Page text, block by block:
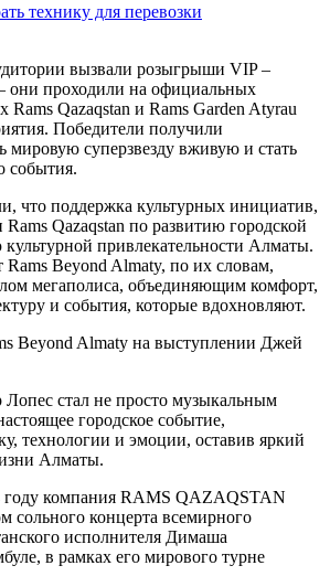
технику для перевозки
вызвали розыгрыши VIP –
они проходили на официальных
Rams Qazaqstan и Rams Garden Atyrau
Победители получили
мировую суперзвезду вживую и стать
события.
что поддержка культурных инициатив,
Qazaqstan по развитию городской
привлекательности Алматы.
Beyond Almaty, по их словам,
мегаполиса, объединяющим комфорт,
и события, которые вдохновляют.
стал не просто музыкальным
городское событие,
технологии и эмоции, оставив яркий
Алматы.
году компания RAMS QAZAQSTAN
сольного концерта всемирного
исполнителя Димаша
в рамках его мирового турне